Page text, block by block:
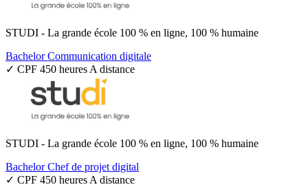
STUDI - La grande école 100 % en ligne, 100 % humaine
Bachelor Communication digitale
✓ CPF 450 heuresA distance
STUDI - La grande école 100 % en ligne, 100 % humaine
Bachelor Chef de projet digital
✓ CPF 450 heuresA distance